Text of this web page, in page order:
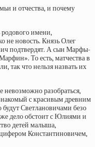
и отчества, и почему
родового имени,
не новость. Князь Олег
подтвердят. А сын Марфы-
То есть, матчества в
так что нельзя назвать их
невозможно разобраться,
с красивым древним
Светлановичами безо
дело обстоит с Юлиями и
детей малыша,
Константиновичем,